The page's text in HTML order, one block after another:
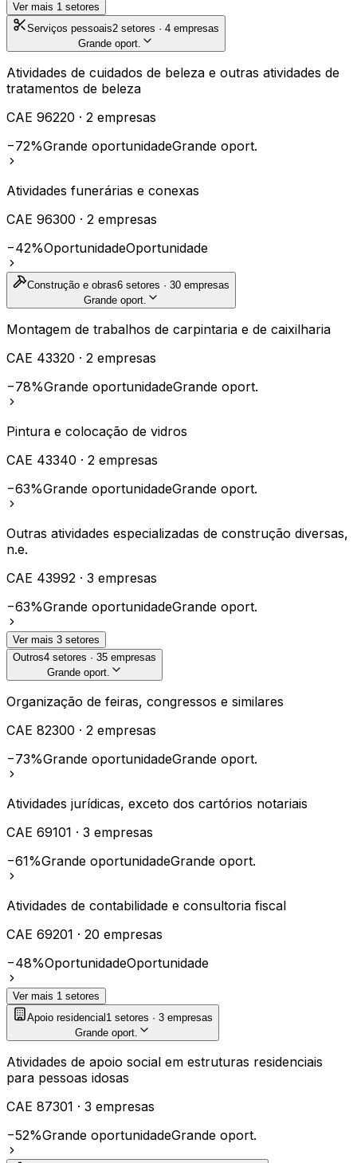
Ver mais 1 setores
Serviços pessoais2 setores · 4 empresas
Grande oport.
Atividades de cuidados de beleza e outras atividades de
tratamentos de beleza
CAE 96220 · 2 empresas
−72%Grande oportunidadeGrande oport.
Atividades funerárias e conexas
CAE 96300 · 2 empresas
−42%OportunidadeOportunidade
Construção e obras6 setores · 30 empresas
Grande oport.
Montagem de trabalhos de carpintaria e de caixilharia
CAE 43320 · 2 empresas
−78%Grande oportunidadeGrande oport.
Pintura e colocação de vidros
CAE 43340 · 2 empresas
−63%Grande oportunidadeGrande oport.
Outras atividades especializadas de construção diversas,
n.e.
CAE 43992 · 3 empresas
−63%Grande oportunidadeGrande oport.
Ver mais 3 setores
Outros4 setores · 35 empresas
Grande oport.
Organização de feiras, congressos e similares
CAE 82300 · 2 empresas
−73%Grande oportunidadeGrande oport.
Atividades jurídicas, exceto dos cartórios notariais
CAE 69101 · 3 empresas
−61%Grande oportunidadeGrande oport.
Atividades de contabilidade e consultoria fiscal
CAE 69201 · 20 empresas
−48%OportunidadeOportunidade
Ver mais 1 setores
Apoio residencial1 setores · 3 empresas
Grande oport.
Atividades de apoio social em estruturas residenciais
para pessoas idosas
CAE 87301 · 3 empresas
−52%Grande oportunidadeGrande oport.